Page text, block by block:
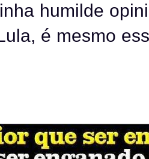
humilde
é mesmo